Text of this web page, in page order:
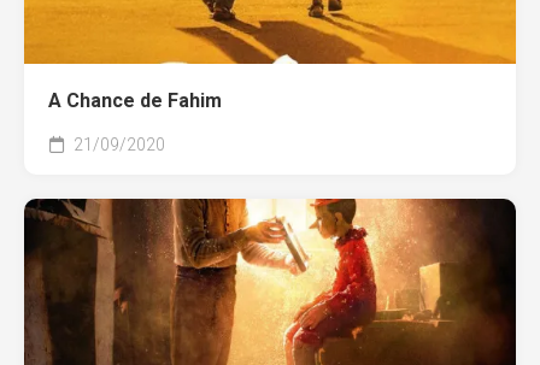
A Chance de Fahim
21/09/2020